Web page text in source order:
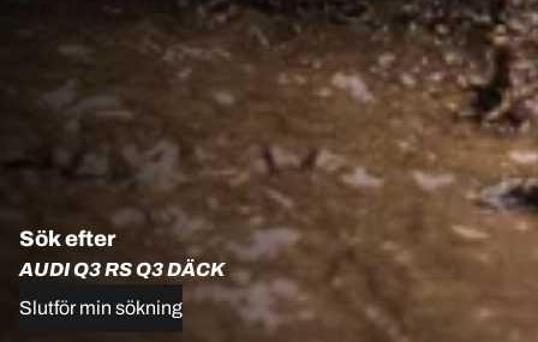
Sök efter
AUDI Q3 RS Q3 DÄCK
Slutför min sökning